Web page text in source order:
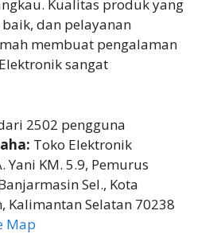
Kualitas produk yang
dan pelayanan
membuat pengalaman
sangat
2502 pengguna
Toko Elektronik
Yani KM. 5.9, Pemurus
Sel., Kota
Kalimantan Selatan 70238
Map